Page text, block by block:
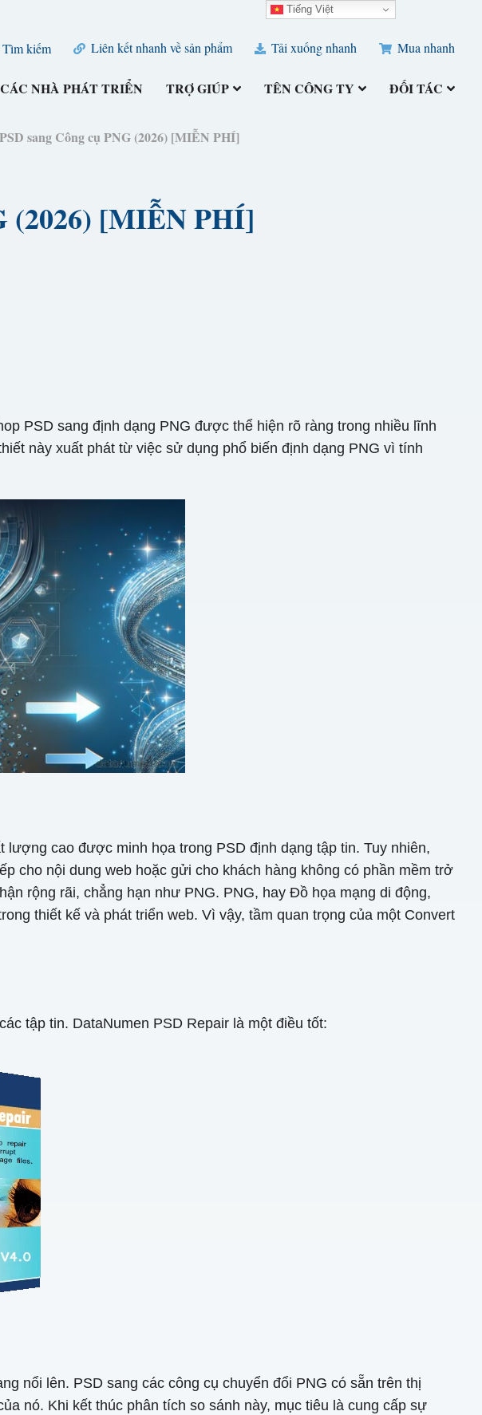
Tìm kiếm Liên kết nhanh về sản phẩm Tải xuống nhanh Mua nhanh
CÁC NHÀ PHÁT TRIỂN TRỢ GIÚP TÊN CÔNG TY ĐỐI TÁC
sang Công cụ PNG (2026) [MIỄN PHÍ]
(2026) [MIỄN PHÍ]
PSD sang định dạng PNG được thể hiện rõ ràng trong nhiều lĩnh
này xuất phát từ việc sử dụng phổ biến định dạng PNG vì tính
cao được minh họa trong PSD định dạng tập tin. Tuy nhiên,
cho nội dung web hoặc gửi cho khách hàng không có phần mềm trở
rộng rãi, chẳng hạn như PNG. PNG, hay Đồ họa mạng di động,
thiết kế và phát triển web. Vì vậy, tầm quan trọng của một Convert
tập tin. DataNumen PSD Repair là một điều tốt:
nổi lên. PSD sang các công cụ chuyển đổi PNG có sẵn trên thị
nó. Khi kết thúc phân tích so sánh này, mục tiêu là cung cấp sự
Tiếng Việt